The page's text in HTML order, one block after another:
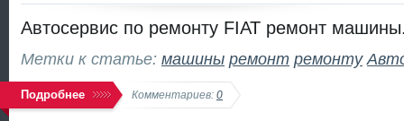
Автосервис по ремонту FIAT ремонт
Метки к статье: машины ремонт ремонту
Подробнее Комментариев: 0